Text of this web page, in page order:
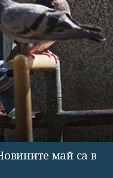
май са в